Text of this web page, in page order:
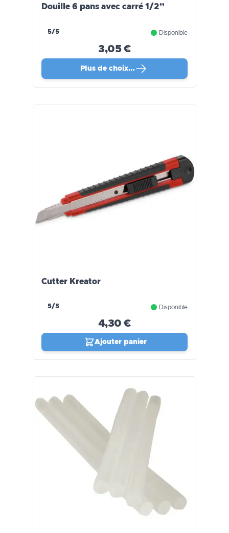
Douille 6 pans avec carré 1/2”
5/5 Disponible
3,05 €
Plus de choix…
Cutter Kreator
5/5 Disponible
4,30 €
Ajouter panier